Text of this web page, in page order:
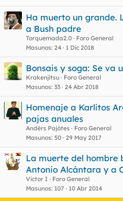
Ha muerto un grande.
a Bush padre
Torquemada2.0
Foro General
Masunos 24 1 Dic 2018
Bonsais y soga: Se va
Krakenjitsu
Foro General
Masunos 33 24 Abr 2018
Homenaje a Karlitos
pajas anuales
Andérs Pajótes
Foro General
Masunos 50 29 May 2017
La muerte del hombre
Antonio Alcántara y a
Victor I
Foro General
Masunos 107 10 Abr 2014